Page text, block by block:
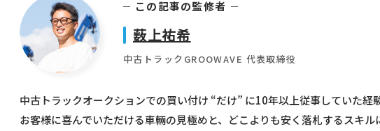
この記事の監修者
薮上祐希
中古トラックGROOWAVE 代表取締役
中古トラックオークションでの買い付け “だけ” に10年以上従事していた経
お客様に喜んでいただける車輛の見極めと、どこよりも安く落札するスキ